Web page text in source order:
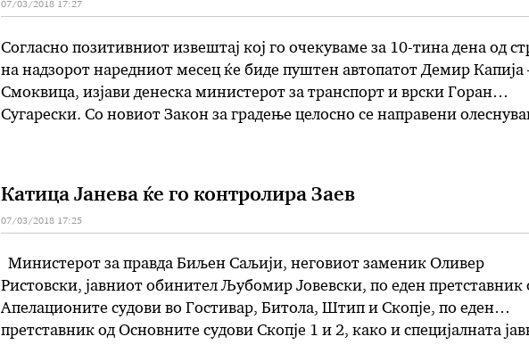
07/03/2018 17:27
Согласно позитивниот извештај кој го очекуваме за 10-тина дена од
на надзорот наредниот месец ќе биде пуштен автопатот Демир Капија
Смоквица, изјави денеска министерот за транспорт и врски Горан
Сугарески. Со новиот Закон за градење целосно се направени
Катица Јанева ќе го контролира Заев
07/03/2018 17:25
Министерот за правда Биљен Саљији, неговиот заменик Оливер
Ристовски, јавниот обинител Љубомир Јовевски, по еден претставник
Апелационите судови во Гостивар, Битола, Штип и Скопје, по еден
претставник од Основните судови Скопје 1 и 2, како и специјалната